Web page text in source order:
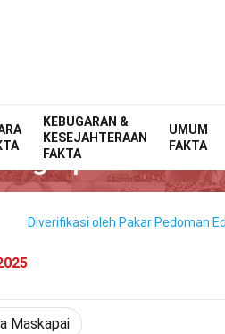
KEBUGARAN &
KESEJAHTERAAN
FAKTA
UMUM
FAKTA
PenerbanganFakta
Spirit
Diverifikasi oleh Pakar Pedoman
Maskapai